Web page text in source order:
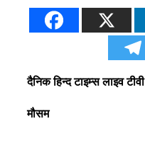
दैनिक हिन्द टाइम्स लाइव टीवी
मौसम